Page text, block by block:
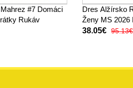
#7 Domáci
Rukáv
Dres Alžírsko
Ženy MS 2026
38.05€ 95.13€